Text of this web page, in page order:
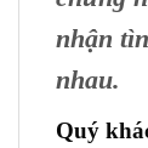
nhận
nhau.
Quý